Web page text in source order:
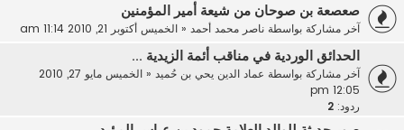
صعصعة بن صوحان من شيعة أمير المؤمنين
آخر مشاركة بواسطة ناصر محمد أحمد « الخميس أكتوبر 21, 2010 11:14 am
الحدائق الوردية في مناقب أئمة الزيدية ...
آخر مشاركة بواسطة عماد الدين يحي بن حُميد «
الخميس مايو 27, 2010
12:05 pm
ردود: 2